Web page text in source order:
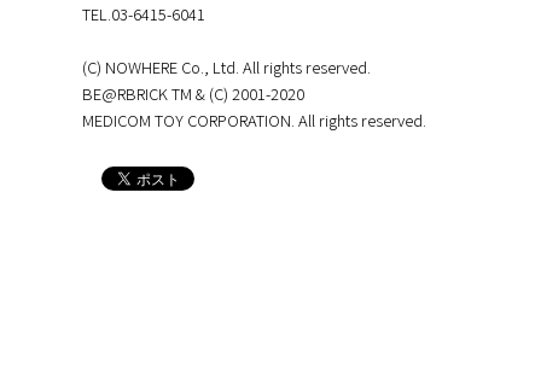
TEL.︎03-6415-6041
(C) NOWHERE Co., Ltd. All rights reserved.
BE@RBRICK TM & (C) 2001-2020
MEDICOM TOY CORPORATION. All rights reserved.